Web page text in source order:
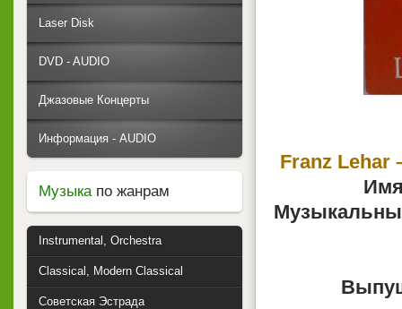
Franz Lehar
Laser Disk
DVD - AUDIO
Джазовые Концерты
Информация - AUDIO
Музыкапо жанрам
Instrumental, Orchestra
Classical, Modern Classical
Советская Эстрада